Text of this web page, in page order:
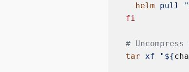
    helm
pull
  fi
# Uncompress
  tar
xf "${